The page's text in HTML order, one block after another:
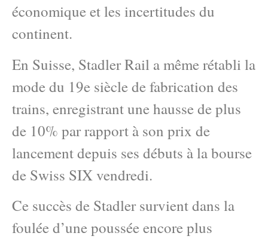
économique et les incertitudes du
continent.
En Suisse, Stadler Rail a même rétabli la
mode du 19e siècle de fabrication des
trains, enregistrant une hausse de plus
de 10% par rapport à son prix de
lancement depuis ses débuts à la bourse
de Swiss SIX vendredi.
Ce succès de Stadler survient dans la
foulée d’une poussée encore plus